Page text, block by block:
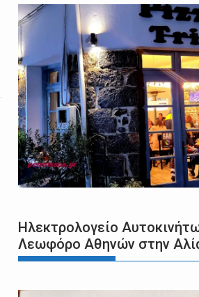
Ηλεκτρολογείο
Λεωφόρο Αθηνών στην